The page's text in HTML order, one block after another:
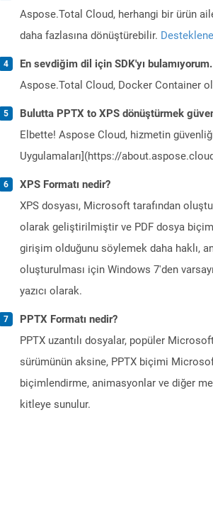
Aspose.Total Cloud, herhangi bir ürün
daha fazlasına dönüştürebilir.
En sevdiğim dil için SDK'yı
Aspose.Total Cloud, Docker Container
Bulutta PPTX to XPS dönüştürmek
Elbette! Aspose Cloud, hizmetin
Uygulamaları](https://
XPS Formatı nedir?
XPS dosyası, Microsoft tarafından
olarak geliştirilmiştir ve PDF dosya
girişim olduğunu söylemek daha haklı,
oluşturulması için Windows 7'den
yazıcı olarak.
PPTX Formatı nedir?
PPTX uzantılı dosyalar, popüler
sürümünün aksine, PPTX biçimi
biçimlendirme, animasyonlar ve diğer
kitleye sunulur.